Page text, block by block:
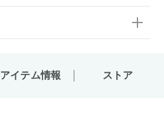
アイテム情報 ストア